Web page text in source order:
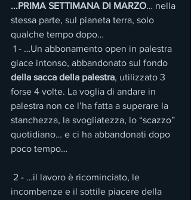
...PRIMA SETTIMANA DI MARZO… nella
stessa parte, sul pianeta terra, solo
qualche tempo dopo…
giace intonso, abbandonato sul fondo
della sacca della palestra, utilizzato 3
forse 4 volte. La voglia di andare in
palestra non ce l’ha fatta a superare la
stanchezza, la svogliatezza, lo “scazzo”
quotidiano… e ci ha abbandonati dopo
poco tempo…
incombenze e il sottile piacere della